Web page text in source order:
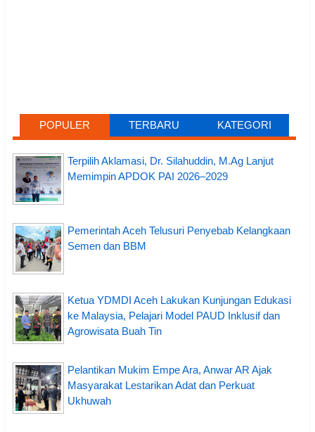
POPULER TERBARU KATEGORI
Terpilih Aklamasi, Dr. Silahuddin, M.Ag Lanjut
Memimpin APDOK PAI 2026–2029
Pemerintah Aceh Telusuri Penyebab Kelangkaan
Semen dan BBM
Ketua YDMDI Aceh Lakukan Kunjungan Edukasi
ke Malaysia, Pelajari Model PAUD Inklusif dan
Agrowisata Buah Tin
Pelantikan Mukim Empe Ara, Anwar AR Ajak
Masyarakat Lestarikan Adat dan Perkuat
Ukhuwah